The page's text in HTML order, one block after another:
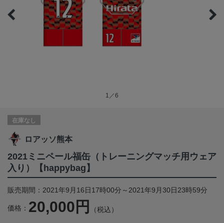
1／6
在庫なし
ロアッソ熊本
2021ミニペール福缶（トレーニングマッチ用ウェア
入り）【happybag】
販売期間：2021年9月16日17時00分～2021年9月30日23時59分
価格： 20,000円 （税込）